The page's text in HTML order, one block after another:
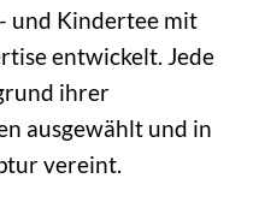
und Kindertee mit
entwickelt. Jede
ihrer
ausgewählt und in
vereint.